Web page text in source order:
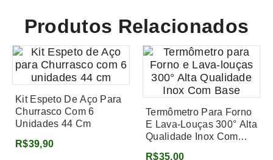
Produtos Relacionados
Kit Espeto De Aço Para
Churrasco Com 6
Unidades 44 Cm
R$39,90
Termômetro Para Forno
E Lava-Louças 300° Alta
Qualidade Inox Com
R$35,00